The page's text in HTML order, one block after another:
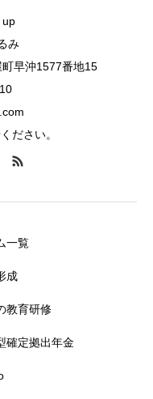
up
み
早沖1577番地15
ださい。
一覧
成
教育研修
確定拠出年金